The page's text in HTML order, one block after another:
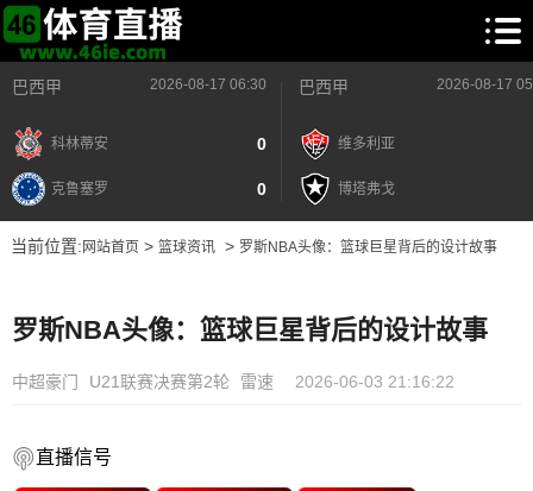
巴西甲 2026-08-17 06:30
科林蒂安 0
克鲁塞罗 0
巴西甲 2026-08-17
维多利亚
博塔弗戈
当前位置: 网站首页> 篮球资讯> 罗斯NBA头像：篮球巨星背后的设计故事
罗斯NBA头像：篮球巨星背后的设计故事
中超豪门 U21联赛决赛第2轮 雷速 2026-06-03 21:16:22
直播信号